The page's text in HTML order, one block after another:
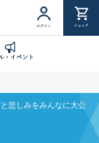
ログイン ショップ
・イベント
悲しみをみんなに大公